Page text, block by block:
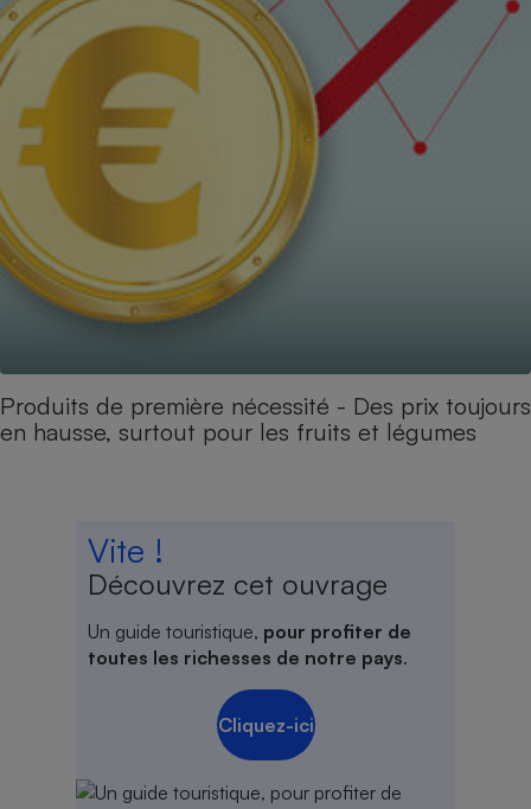
Produits de première nécessité - Des prix toujours
en hausse, surtout pour les fruits et légumes
Vite !
Découvrez cet ouvrage
Un guide touristique, pour profiter de
toutes les richesses de notre pays.
Cliquez-ici